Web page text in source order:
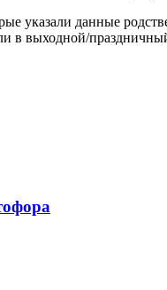
указали данные
в выходной/